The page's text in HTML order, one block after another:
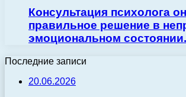
Консультация психолога
правильное решение в
эмоциональном состоянии.
Последние записи
20.06.2026